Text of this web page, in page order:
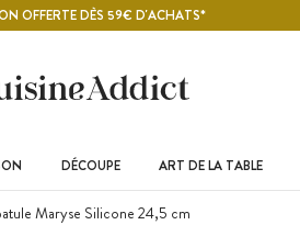
OFFERTE DÈS 59€ D'ACHATS*
DÉCOUPE ART DE LA TABLE
Maryse Silicone 24,5 cm